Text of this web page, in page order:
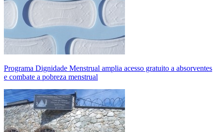
Programa Dignidade Menstrual amplia acesso gratuito a absorventes
e combate a pobreza menstrual